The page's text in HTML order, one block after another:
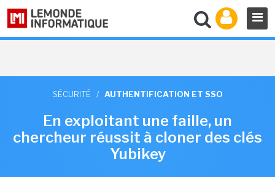
SÉCURITÉ / AUTHENTIFICATION ET SSO
En exploitant une faille, un
chercheur réussit à cloner des clés
Yubikey